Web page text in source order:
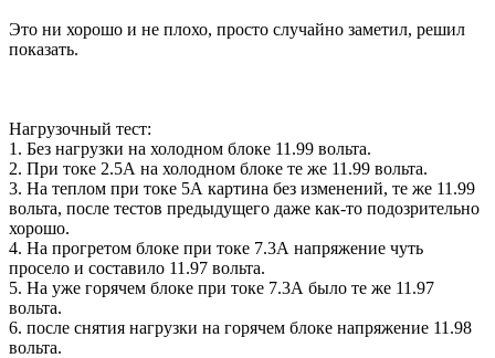
Это ни хорошо и не плохо, просто случайно заметил, решил
показать.
Нагрузочный тест:
1. Без нагрузки на холодном блоке 11.99 вольта.
2. При токе 2.5А на холодном блоке те же 11.99 вольта.
3. На теплом при токе 5А картина без изменений, те же 11.99
вольта, после тестов предыдущего даже как-то подозрительно
хорошо.
4. На прогретом блоке при токе 7.3А напряжение чуть
просело и составило 11.97 вольта.
5. На уже горячем блоке при токе 7.3А было те же 11.97
вольта.
6. после снятия нагрузки на горячем блоке напряжение 11.98
вольта.